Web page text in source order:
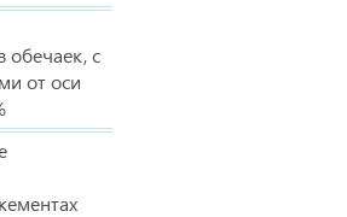
обечаек, с
от оси